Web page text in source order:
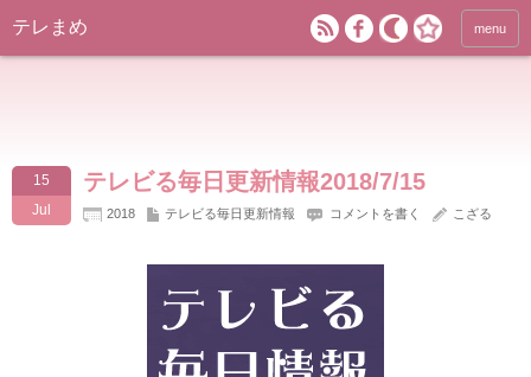
テレまめ menu
15
Jul
テレビる毎日更新情報2018/7/15
2018 テレビる毎日更新情報 コメントを書く こざる